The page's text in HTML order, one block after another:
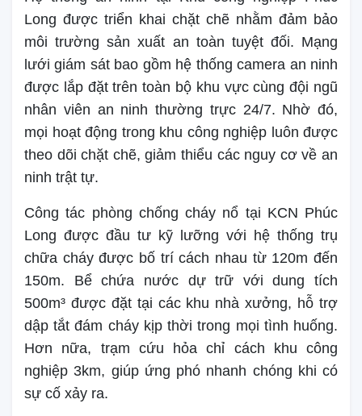
Long được triển khai chặt chẽ nhằm đảm bảo
môi trường sản xuất an toàn tuyệt đối. Mạng
lưới giám sát bao gồm hệ thống camera an ninh
được lắp đặt trên toàn bộ khu vực cùng đội ngũ
nhân viên an ninh thường trực 24/7. Nhờ đó,
mọi hoạt động trong khu công nghiệp luôn được
theo dõi chặt chẽ, giảm thiểu các nguy cơ về an
ninh trật tự.
Công tác phòng chống cháy nổ tại KCN Phúc
Long được đầu tư kỹ lưỡng với hệ thống trụ
chữa cháy được bố trí cách nhau từ 120m đến
150m. Bể chứa nước dự trữ với dung tích
500m³ được đặt tại các khu nhà xưởng, hỗ trợ
dập tắt đám cháy kịp thời trong mọi tình huống.
Hơn nữa, trạm cứu hỏa chỉ cách khu công
nghiệp 3km, giúp ứng phó nhanh chóng khi có
sự cố xảy ra.